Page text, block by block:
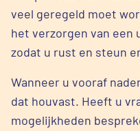
veel geregeld moet
het verzorgen van een
zodat u rust en steun
Wanneer u vooraf
dat houvast. Heeft u
mogelijkheden